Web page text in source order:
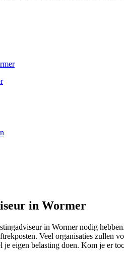
in Wormer
in Wormer nodig
Veel organisaties
eigen belasting doen. Kom je er